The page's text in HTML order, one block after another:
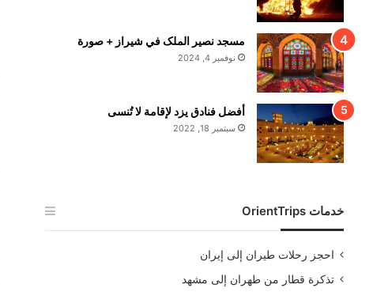
مسجد نصير الملک في شيراز + صورة
نوفمبر 4, 2024
أفضل فنادق يزد لإقامة لا تُنسى
سبتمبر 18, 2022
خدمات OrientTrips
احجز رحلات طيران إلى إيران
تذكرة قطار من طهران إلى مشهد